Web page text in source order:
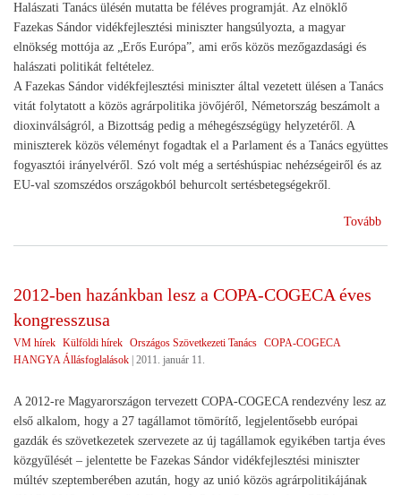
Halászati Tanács ülésén mutatta be féléves programját. Az elnöklő
Fazekas Sándor vidékfejlesztési miniszter hangsúlyozta, a magyar
elnökség mottója az „Erős Európa”, ami erős közös mezőgazdasági és
halászati politikát feltételez.
A Fazekas Sándor vidékfejlesztési miniszter által vezetett ülésen a Tanács
vitát folytatott a közös agrárpolitika jövőjéről, Németország beszámolt a
dioxinválságról, a Bizottság pedig a méhegészségügy helyzetéről. A
miniszterek közös véleményt fogadtak el a Parlament és a Tanács együttes
fogyasztói irányelvéről. Szó volt még a sertéshúspiac nehézségeiről és az
EU-val szomszédos országokból behurcolt sertésbetegségekről.
Tovább
2012-ben hazánkban lesz a COPA-COGECA éves
kongresszusa
VM hírek Külföldi hírek Országos Szövetkezeti Tanács COPA-COGECA
HANGYA Állásfoglalások 2011. január 11.
A 2012-re Magyarországon tervezett COPA-COGECA rendezvény lesz az
első alkalom, hogy a 27 tagállamot tömörítő, legjelentősebb európai
gazdák és szövetkezetek szervezete az új tagállamok egyikében tartja éves
közgyűlését – jelentette be Fazekas Sándor vidékfejlesztési miniszter
múltév szeptemberében azután, hogy az unió közös agrárpolitikájának